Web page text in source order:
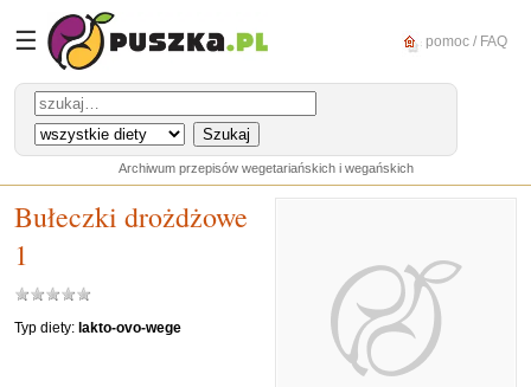
☰ pomoc / FAQ
Archiwum przepisów wegetariańskich i wegańskich
Bułeczki drożdżowe
1
Typ diety: lakto-ovo-wege